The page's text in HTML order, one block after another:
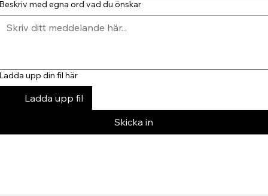
med egna ord vad du önskar
upp din fil här
Ladda upp fil
Skicka in